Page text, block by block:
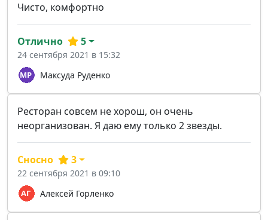
Чисто, комфортно
Максуда Руденко
Отлично 5
24 сентября 2021 в 15:32
Ресторан совсем не хорош, он очень
неорганизован. Я даю ему только 2 звезды.
Алексей Горленко
Сносно 3
22 сентября 2021 в 09:10